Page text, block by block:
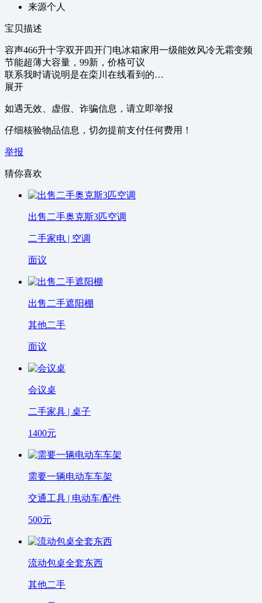
来源个人
宝贝描述
容声466升十字双开四开门电冰箱家用一级能效风冷无霜变频
节能超薄大容量，99新，价格可议
联系我时请说明是在栾川在线看到的…
展开
如遇无效、虚假、诈骗信息，请立即举报
仔细核验物品信息，切勿提前支付任何费用！
举报
猜你喜欢
出售二手奥克斯3匹空调
二手家电 | 空调
面议
出售二手遮阳棚
其他二手
面议
会议桌
二手家具 | 桌子
1400元
需要一辆电动车车架
交通工具 | 电动车/配件
500元
流动包桌全套东西
其他二手